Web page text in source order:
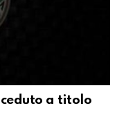
ceduto a titolo